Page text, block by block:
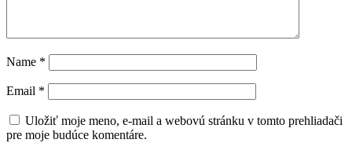
Name *
Email *
Uložiť moje meno, e-mail a webovú stránku v tomto prehliadači
pre moje budúce komentáre.